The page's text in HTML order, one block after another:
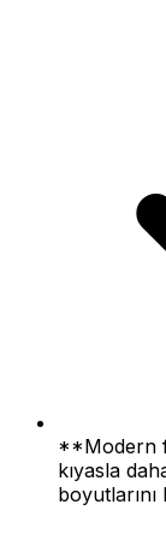
**Modern
kıyasla